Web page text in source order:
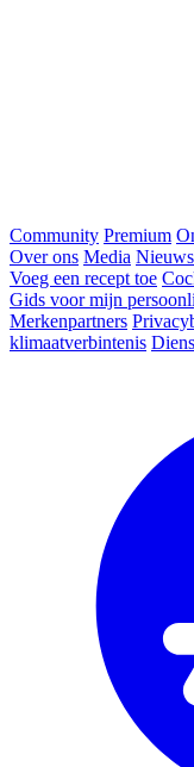
Community Premium
Over ons Media
Voeg een recept toe
Gids voor mijn
Merkenpartners
klimaatverbintenis